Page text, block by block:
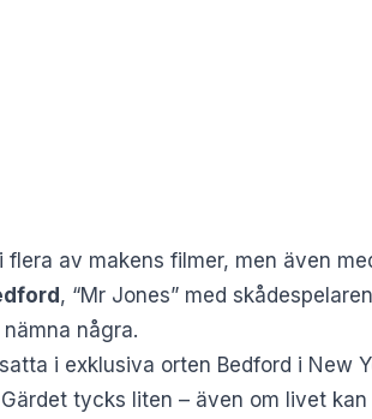
flera av makens filmer, men även
, “Mr Jones” med skådespelaren
några.
i exklusiva orten Bedford i New
tycks liten – även om livet